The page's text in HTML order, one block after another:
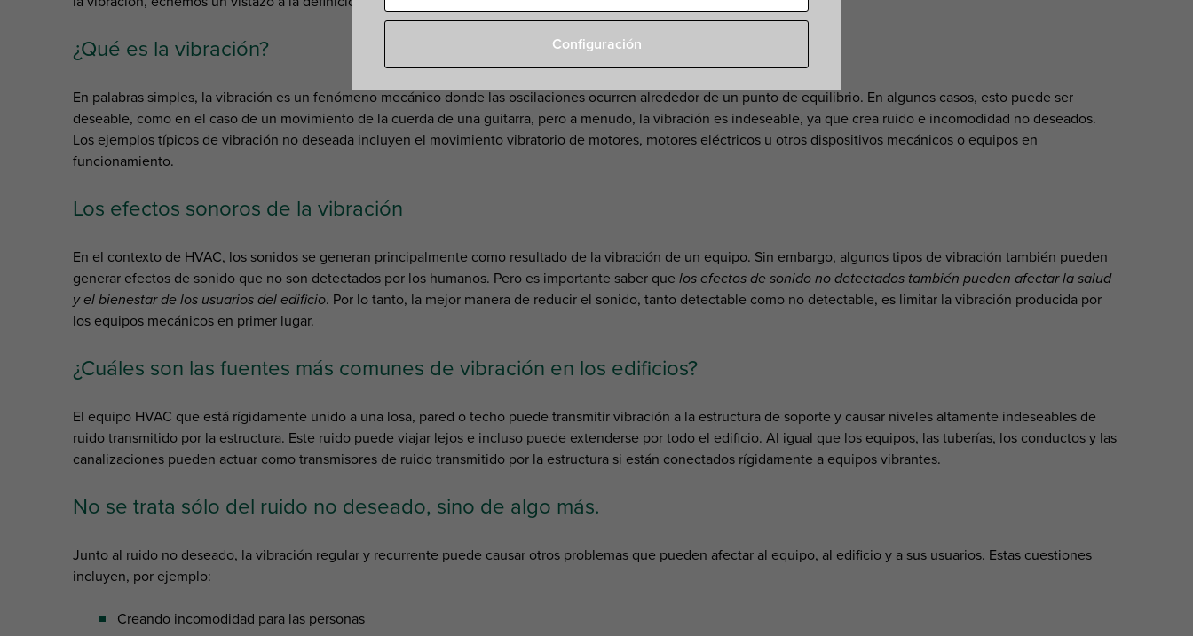
¿Qué es la vibración?
En palabras simples, la vibración es un fenómeno mecánico donde las oscilaciones ocurren alrededor de un punto de equilibrio. En algunos casos, esto puede ser
deseable, como en el caso de un movimiento de la cuerda de una guitarra, pero a menudo, la vibración es indeseable, ya que crea ruido e incomodidad no deseados.
Los ejemplos típicos de vibración no deseada incluyen el movimiento vibratorio de motores, motores eléctricos u otros dispositivos mecánicos o equipos en
funcionamiento.
Los efectos sonoros de la vibración
En el contexto de HVAC, los sonidos se generan principalmente como resultado de la vibración de un equipo. Sin embargo, algunos tipos de vibración también pueden
generar efectos de sonido que no son detectados por los humanos. Pero es importante saber que los efectos de sonido no detectados también pueden afectar la salud
y el bienestar de los usuarios del edificio. Por lo tanto, la mejor manera de reducir el sonido, tanto detectable como no detectable, es limitar la vibración producida por
los equipos mecánicos en primer lugar.
¿Cuáles son las fuentes más comunes de vibración en los edificios?
El equipo HVAC que está rígidamente unido a una losa, pared o techo puede transmitir vibración a la estructura de soporte y causar niveles altamente indeseables de
ruido transmitido por la estructura. Este ruido puede viajar lejos e incluso puede extenderse por todo el edificio. Al igual que los equipos, las tuberías, los conductos y las
canalizaciones pueden actuar como transmisores de ruido transmitido por la estructura si están conectados rígidamente a equipos vibrantes.
No se trata sólo del ruido no deseado, sino de algo más.
Junto al ruido no deseado, la vibración regular y recurrente puede causar otros problemas que pueden afectar al equipo, al edificio y a sus usuarios. Estas cuestiones
incluyen, por ejemplo:
Creando incomodidad para las personas
Configuración